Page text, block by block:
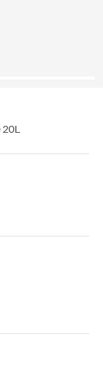
20L
Verde suave
20L Nutria brown
20L Negro